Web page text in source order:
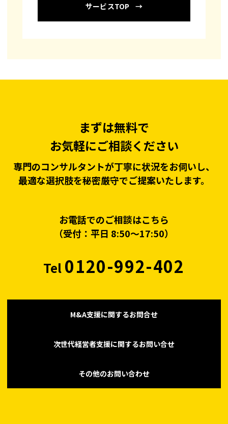
サービスTOP
まずは無料で
お気軽にご相談ください
専門のコンサルタントが丁寧に状況をお伺いし、
最適な選択肢を秘密厳守でご提案いたします。
お電話でのご相談はこちら
（受付：平日 8:50〜17:50）
Tel0120-992-402
M&A支援に関するお問合せ
次世代経営者支援に関するお問い合せ
その他のお問い合わせ